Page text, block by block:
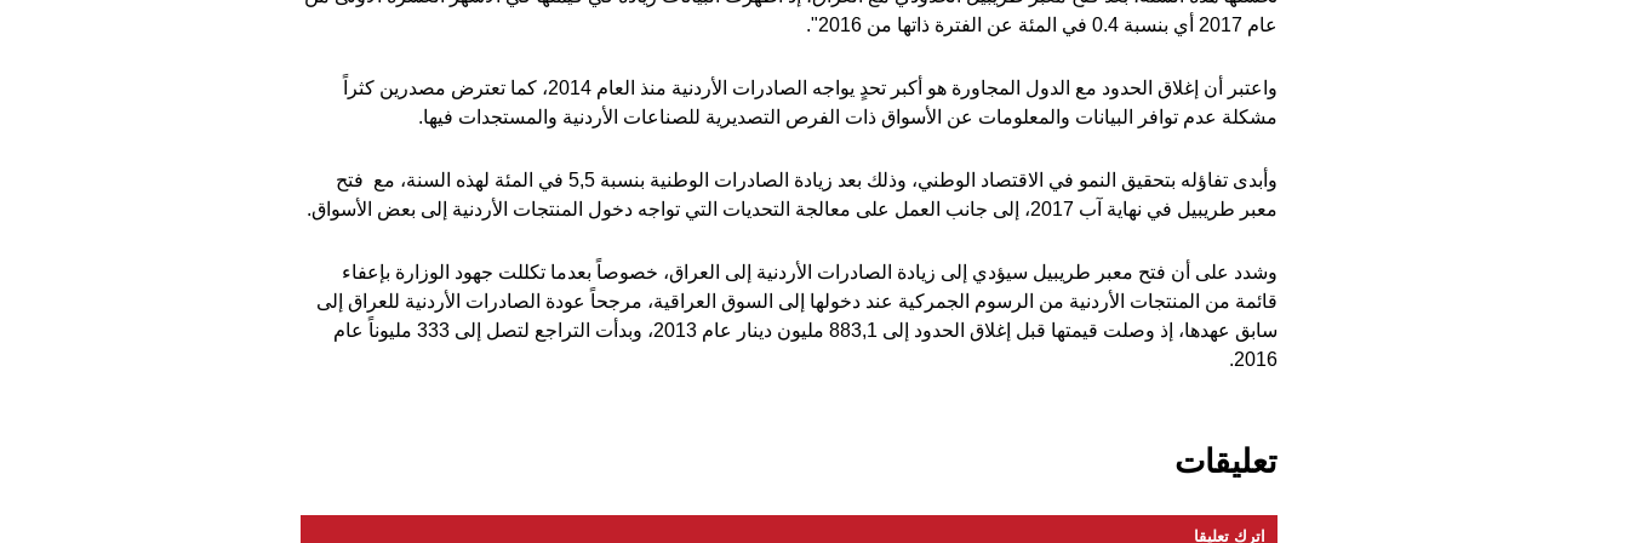
عام 2017 أي بنسبة 0.4 في المئة عن الفترة ذاتها من 2016".
واعتبر أن إغلاق الحدود مع الدول المجاورة هو أكبر تحدٍ يواجه الصادرات الأردنية منذ العام 2014، كما تعترض مصدرين كثراً
مشكلة عدم توافر البيانات والمعلومات عن الأسواق ذات الفرص التصديرية للصناعات الأردنية والمستجدات فيها.
وأبدى تفاؤله بتحقيق النمو في الاقتصاد الوطني، وذلك بعد زيادة الصادرات الوطنية بنسبة 5,5 في المئة لهذه السنة، مع فتح
معبر طريبيل في نهاية آب 2017، إلى جانب العمل على معالجة التحديات التي تواجه دخول المنتجات الأردنية إلى بعض الأسواق.
وشدد على أن فتح معبر طريبيل سيؤدي إلى زيادة الصادرات الأردنية إلى العراق، خصوصاً بعدما تكللت جهود الوزارة بإعفاء
قائمة من المنتجات الأردنية من الرسوم الجمركية عند دخولها إلى السوق العراقية، مرجحاً عودة الصادرات الأردنية للعراق إلى
سابق عهدها، إذ وصلت قيمتها قبل إغلاق الحدود إلى 883,1 مليون دينار عام 2013، وبدأت التراجع لتصل إلى 333 مليوناً عام
2016.
تعليقات
اترك تعليقا